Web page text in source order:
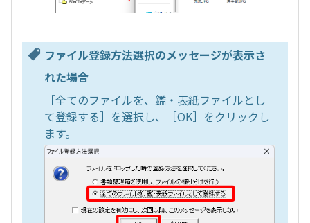
ファイル登録方法選択のメッセージが表示さ
れた場合
［全てのファイルを、鑑・表紙ファイルとし
て登録する］を選択し、［OK］をクリックし
ます。